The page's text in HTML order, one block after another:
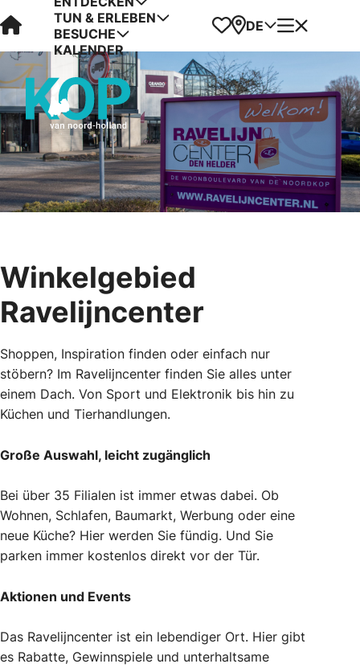
Visit Kop van Holland
TUN & ERLEBEN
BESUCHE
KALENDER
Favoriten
Karte
DE Menü
Winkelgebied
Ravelijncenter
Shoppen, Inspiration finden oder einfach nur
stöbern? Im Ravelijncenter finden Sie alles unter
einem Dach. Von Sport und Elektronik bis hin zu
Küchen und Tierhandlungen.
Große Auswahl, leicht zugänglich
Bei über 35 Filialen ist immer etwas dabei. Ob
Wohnen, Schlafen, Baumarkt, Werbung oder eine
neue Küche? Hier werden Sie fündig. Und Sie
parken immer kostenlos direkt vor der Tür.
Aktionen und Events
Das Ravelijncenter ist ein lebendiger Ort. Hier gibt
es Rabatte, Gewinnspiele und unterhaltsame